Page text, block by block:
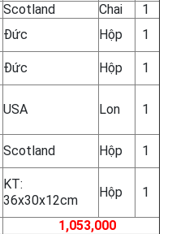
Scotland Chai
1
Đức Hộp 1
Đức Hộp 1
USA Lon 1
Scotland Hộp 1
KT:
36x30x12cm
Hộp 1
1,053,000